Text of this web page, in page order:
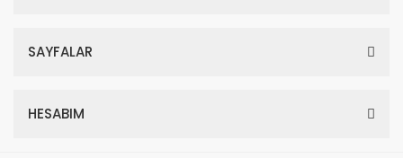
SAYFALAR
HESABIM